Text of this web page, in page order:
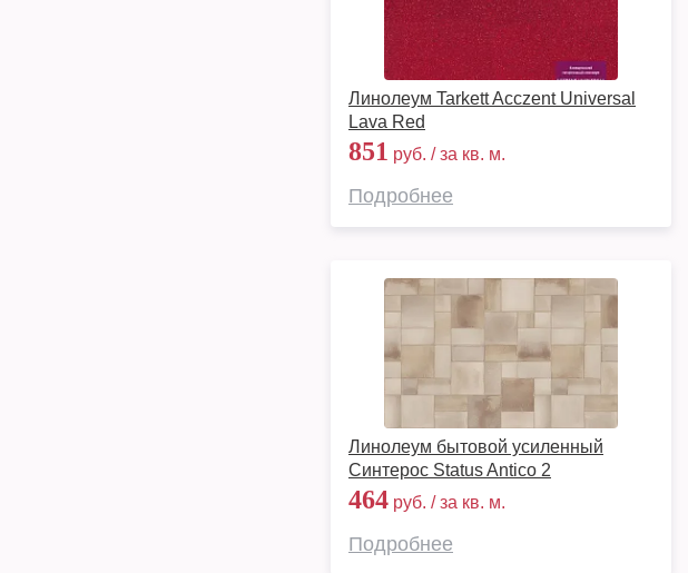
Линолеум Tarkett Acczent Universal
Lava Red
851 руб. / за кв. м.
Подробнее
Линолеум бытовой усиленный
Синтерос Status Antico 2
464 руб. / за кв. м.
Подробнее